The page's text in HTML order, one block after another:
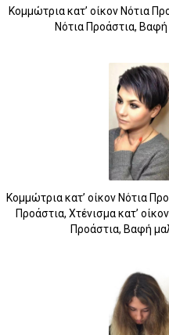
Κομμώτρια κατ’ οίκον Νότια
Νότια Προάστια,
Κομμώτρια κατ’ οίκον Νότια
Προάστια, Χτένισμα κατ’
Προάστια, Βαφή